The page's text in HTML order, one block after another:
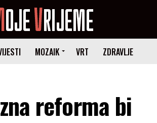
MOZAIK VRT ZDRAVLJE
reforma bi